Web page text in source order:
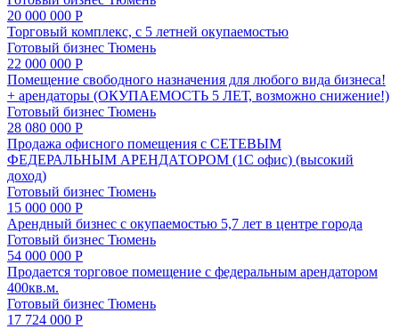
20 000 000 Р
Торговый комплекс, с 5 летней окупаемостью
Готовый бизнес Тюмень
22 000 000 Р
Помещение свободного назначения для любого вида бизнеса!
+ арендаторы (ОКУПАЕМОСТЬ 5 ЛЕТ, возможно снижение!)
Готовый бизнес Тюмень
28 080 000 Р
Продажа офисного помещения с СЕТЕВЫМ
ФЕДЕРАЛЬНЫМ АРЕНДАТОРОМ (1С офис) (высокий
доход)
Готовый бизнес Тюмень
15 000 000 Р
Арендный бизнес с окупаемостью 5,7 лет в центре города
Готовый бизнес Тюмень
54 000 000 Р
Продается торговое помещение с федеральным арендатором
400кв.м.
Готовый бизнес Тюмень
17 724 000 Р